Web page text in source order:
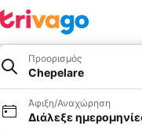
Προορισμός
Chepelare
Άφιξη/Αναχώρηση
Διάλεξε